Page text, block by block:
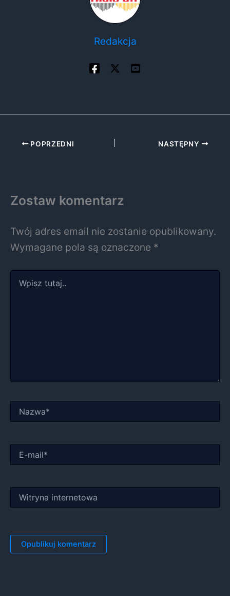
Redakcja
POPRZEDNI NASTĘPNY
Zostaw komentarz
Twój adres email nie zostanie opublikowany.
Wymagane pola są oznaczone *
tutaj..
mail*
internetowa